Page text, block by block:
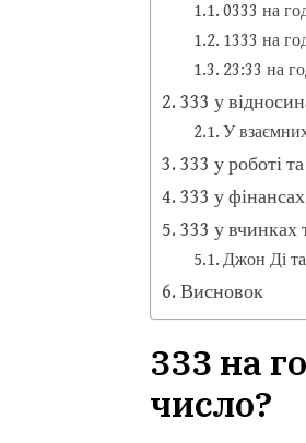
0333 на
1333 на
23:33 на
333 у
У
333 у роботі
333 у фінансах
333 у вчинках
Джон Ді
Висновок
333 на
число?